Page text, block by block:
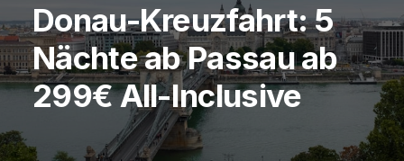
Donau-Kreuzfahrt: 5
Nächte ab Passau ab
299€ All-Inclusive